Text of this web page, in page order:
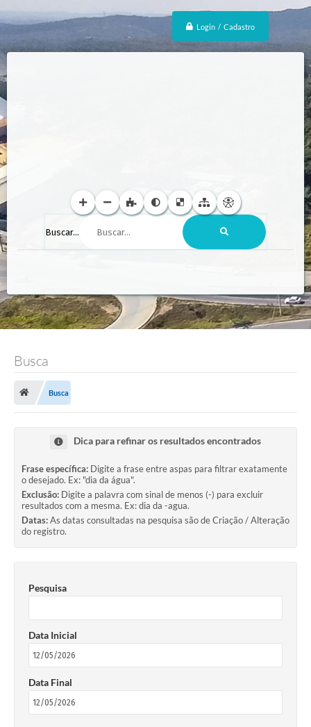
Login / Cadastro
Buscar...
Busca
Busca
Dica para refinar os resultados encontrados
Frase específica: Digite a frase entre aspas para filtrar exatamente
o desejado. Ex: "dia da água".
Exclusão: Digite a palavra com sinal de menos (-) para excluir
resultados com a mesma. Ex: dia da -agua.
Datas:As datas consultadas na pesquisa são de Criação / Alteração
do registro.
Pesquisa
Data Inicial
Data Final